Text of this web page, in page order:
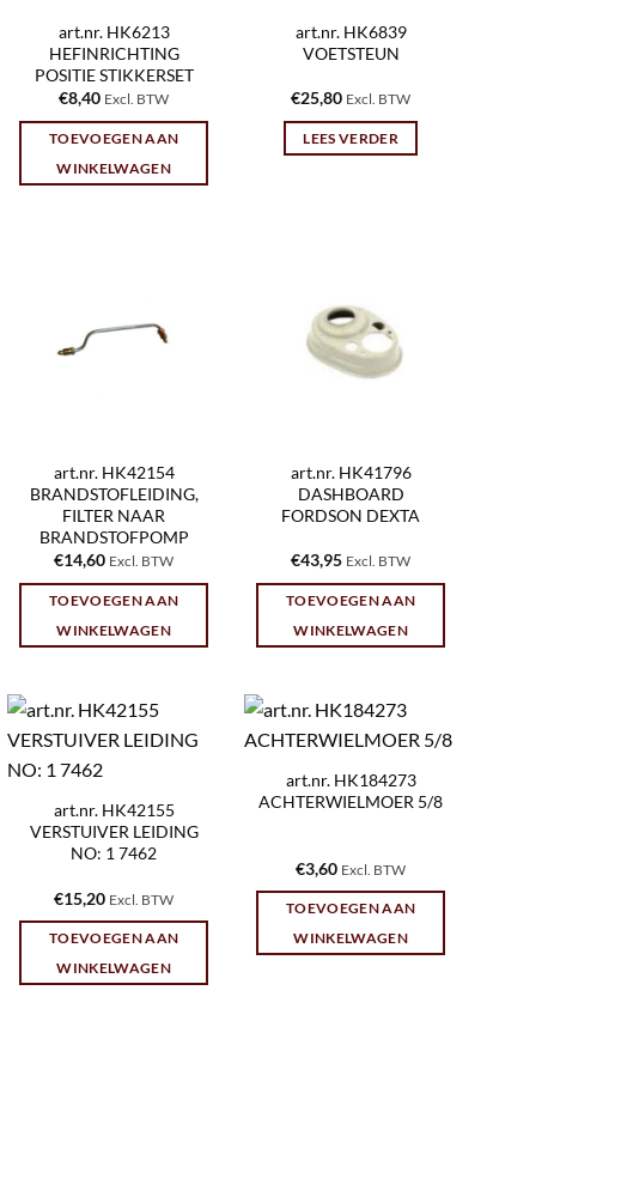
art.nr. HK6213
HEFINRICHTING
POSITIE STIKKERSET
€8,40 Excl. BTW
TOEVOEGEN AAN
WINKELWAGEN
art.nr. HK6839
VOETSTEUN
€25,80 Excl. BTW
LEES VERDER
art.nr. HK42154
BRANDSTOFLEIDING,
FILTER NAAR
BRANDSTOFPOMP
€14,60 Excl. BTW
TOEVOEGEN AAN
WINKELWAGEN
art.nr. HK41796
DASHBOARD
FORDSON DEXTA
€43,95 Excl. BTW
TOEVOEGEN AAN
WINKELWAGEN
art.nr. HK42155
VERSTUIVER LEIDING
NO: 1 7462
€15,20 Excl. BTW
TOEVOEGEN AAN
WINKELWAGEN
art.nr. HK184273
ACHTERWIELMOER 5/8
€3,60 Excl. BTW
TOEVOEGEN AAN
WINKELWAGEN